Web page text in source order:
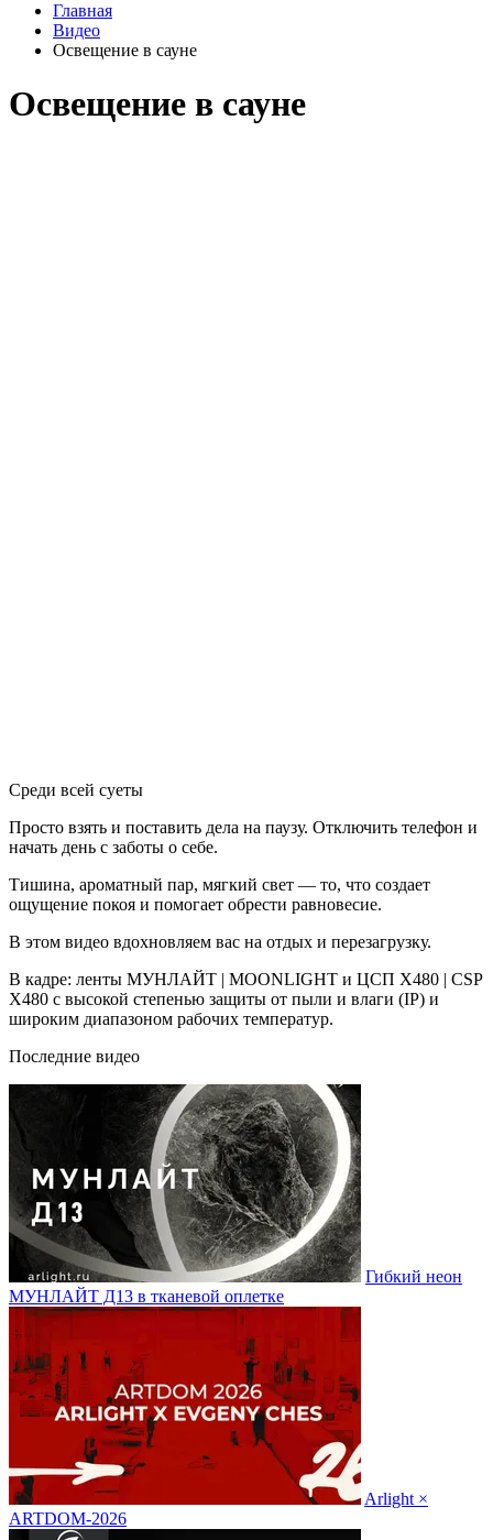
Главная
Видео
Освещение в сауне
Освещение в сауне
Среди всей суеты
Просто взять и поставить дела на паузу. Отключить телефон и
начать день с заботы о себе.
Тишина, ароматный пар, мягкий свет — то, что создает
ощущение покоя и помогает обрести равновесие.
В этом видео вдохновляем вас на отдых и перезагрузку.
В кадре: ленты МУНЛАЙТ | MOONLIGHT и ЦСП Х480 | CSP
X480 с высокой степенью защиты от пыли и влаги (IP) и
широким диапазоном рабочих температур.
Последние видео
Гибкий неон
МУНЛАЙТ Д13 в тканевой оплетке
Arlight ×
ARTDOM-2026